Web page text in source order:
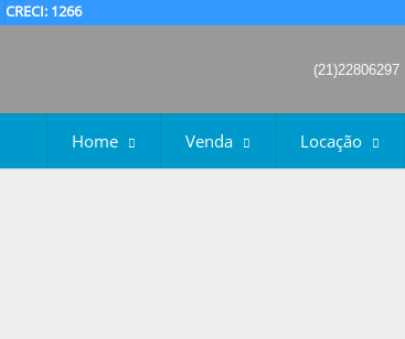
CRECI: 1266
(21)22806297
Home Venda Locação